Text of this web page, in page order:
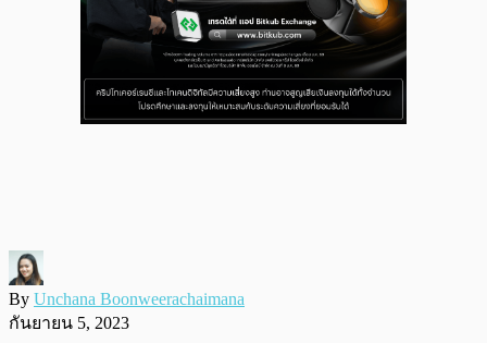
By Unchana Boonweerachaimana
กันยายน 5, 2023